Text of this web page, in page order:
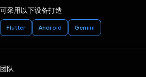
可采用以下设备打造
Flutter Android Gemini
团队